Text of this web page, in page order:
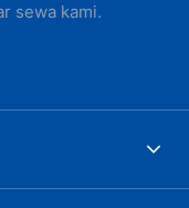
sewa kami.